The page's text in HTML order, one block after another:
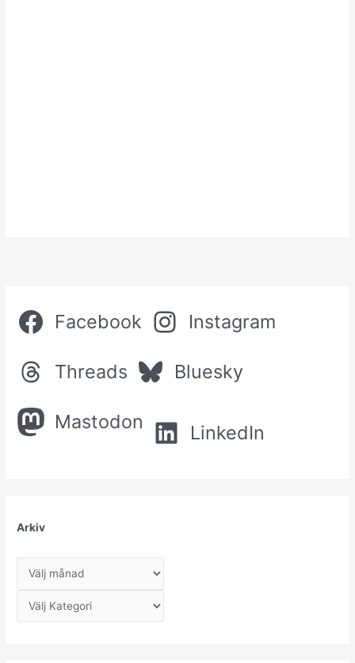
Facebook Instagram
Threads Bluesky
Mastodon LinkedIn
Arkiv
Kategorier